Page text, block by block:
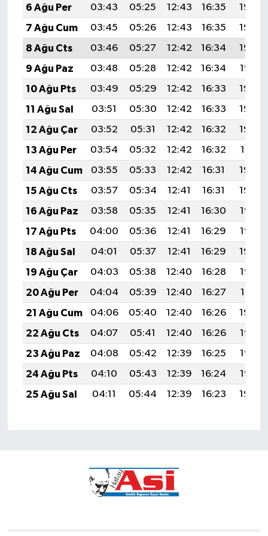
6 Ağu Per
03:43 05:25 12:43 16:35
19:50
7 Ağu Cum
03:45 05:26 12:43 16:35
19:49
8 Ağu Cts
03:46 05:27 12:42 16:34
19:48
9 Ağu Paz
03:48 05:28 12:42 16:34
19:47
10 Ağu Pts
03:49 05:29 12:42 16:33
19:45
11 Ağu Sal
03:51 05:30 12:42 16:33
19:44
12 Ağu Çar
03:52 05:31 12:42 16:32
19:43
13 Ağu Per
03:54 05:32 12:42 16:32
19:41
14 Ağu Cum
03:55 05:33 12:42 16:31
19:40
15 Ağu Cts
03:57 05:34 12:41 16:31
19:39
16 Ağu Paz
03:58 05:35 12:41 16:30
19:37
17 Ağu Pts
04:00 05:36 12:41 16:29
19:36
18 Ağu Sal
04:01 05:37 12:41 16:29
19:34
19 Ağu Çar
04:03 05:38 12:40 16:28
19:33
20 Ağu Per
04:04 05:39 12:40 16:27
19:31
21 Ağu Cum
04:06 05:40 12:40 16:26
19:30
22 Ağu Cts
04:07 05:41 12:40 16:26
19:28
23 Ağu Paz
04:08 05:42 12:39 16:25
19:27
24 Ağu Pts
04:10 05:43 12:39 16:24
19:25
25 Ağu Sal
04:11 05:44 12:39 16:23 19:24